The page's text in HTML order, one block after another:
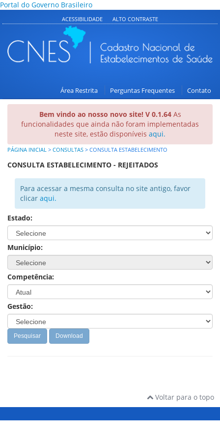
Portal do Governo Brasileiro
ACESSIBILIDADE ALTO CONTRASTE
Área Restrita Perguntas Frequentes Contato
Bem vindo ao nosso novo site! V 0.1.64As
funcionalidades que ainda não foram implementadas
neste site, estão disponíveis aqui.
PÁGINA INICIAL > CONSULTAS > CONSULTA ESTABELECIMENTO
CONSULTA ESTABELECIMENTO - REJEITADOS
Para acessar a mesma consulta no site antigo, favor
clicar aqui.
Estado:
Município:
Competência:
Gestão:
Pesquisar Download
Voltar para o topo